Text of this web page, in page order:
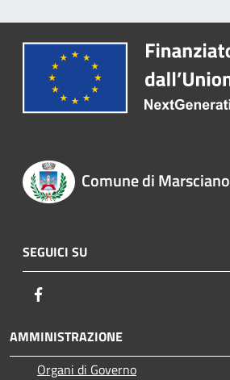
Comune di Marsciano
SEGUICI SU
AMMINISTRAZIONE
Organi di Governo